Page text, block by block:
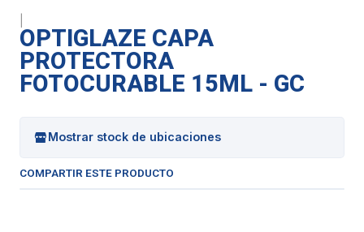
OPTIGLAZE CAPA
PROTECTORA
FOTOCURABLE 15ML - GC
Mostrar stock de ubicaciones
COMPARTIR ESTE PRODUCTO